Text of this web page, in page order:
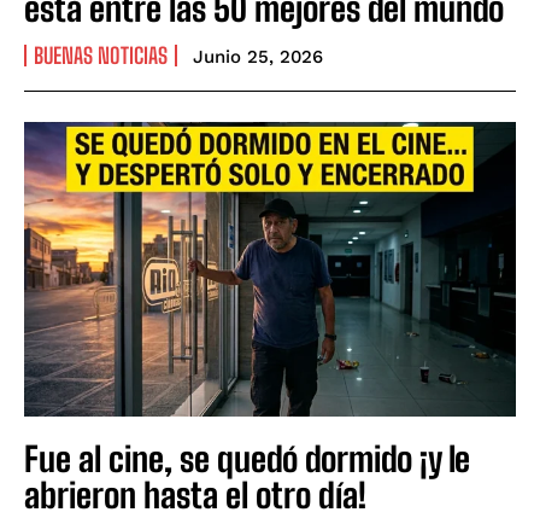
BUENAS NOTICIAS Junio 25, 2026
Fue al cine, se quedó dormido ¡y le
abrieron hasta el otro día!